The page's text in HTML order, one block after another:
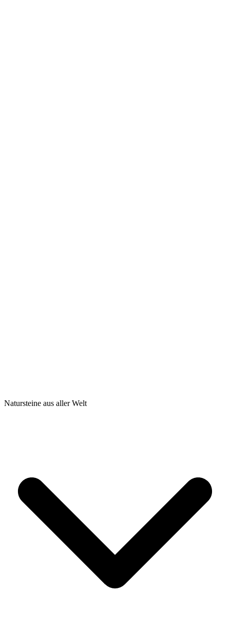
Natursteine aus aller Welt